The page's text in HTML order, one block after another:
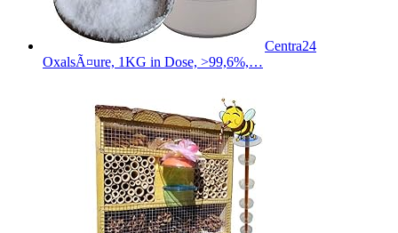
Centra24
OxalsÃ¤ure, 1KG in Dose, >99,6%,…